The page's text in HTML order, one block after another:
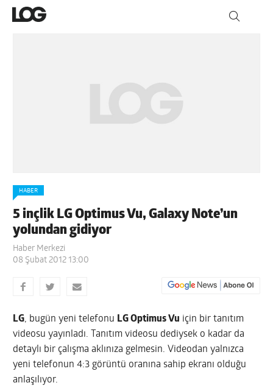
HABER
5 inçlik LG Optimus Vu, Galaxy Note’un
yolundan gidiyor
Haber Merkezi
08 Şubat 2012 13:00
LG, bugün yeni telefonu LG Optimus Vu için bir tanıtım
videosu yayınladı. Tanıtım videosu dediysek o kadar da
detaylı bir çalışma aklınıza gelmesin. Videodan yalnızca
yeni telefonun 4:3 görüntü oranına sahip ekranı olduğu
anlaşılıyor.